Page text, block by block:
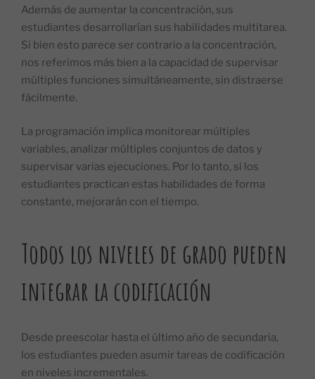
Además de aumentar la concentración, sus
estudiantes desarrollarían sus habilidades multitarea.
Si bien esto parece ser contrario a la concentración,
nos referimos más bien a la capacidad de supervisar
múltiples funciones simultáneamente, sin distraerse
fácilmente.
La programación implica monitorear múltiples
variables, analizar múltiples conjuntos de datos y
supervisar varias ejecuciones. Por lo tanto, si los
estudiantes practican estas habilidades de forma
constante, mejorarán con el tiempo.
Todos los niveles de grado pueden
integrar la codificación
Desde preescolar hasta el último año de secundaria,
los estudiantes pueden asumir tareas de codificación
en niveles incrementales.